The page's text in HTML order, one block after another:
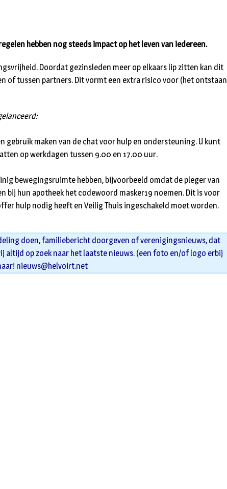
hebben nog steeds impact op het leven van iedereen.
Doordat gezinsleden meer op elkaars lip zitten kan dit
of tussen partners. Dit vormt een extra risico voor (het ontstaan
gebruik maken van de chat voor hulp en ondersteuning. U kunt
op werkdagen tussen 9.00 en 17.00 uur.
bewegingsruimte hebben, bijvoorbeeld omdat de pleger van
bij hun apotheek het codewoord masker19 noemen. Dit is voor
hulp nodig heeft en Veilig Thuis ingeschakeld moet worden.
doen, familiebericht doorgeven of verenigingsnieuws, dat
altijd op zoek naar het laatste nieuws. (een foto en/of logo erbij
nieuws@helvoirt.net